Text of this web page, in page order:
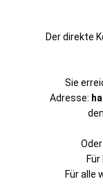
Der direkte
Sie
Adresse:
Für alle